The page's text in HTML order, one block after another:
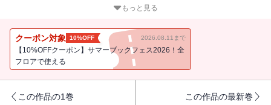
もっと見る
クーポン対象 10%OFF 2026.08.11まで
【10%OFFクーポン】サマーブックフェス2026！全
フロアで使える
この作品の1巻 この作品の最新巻